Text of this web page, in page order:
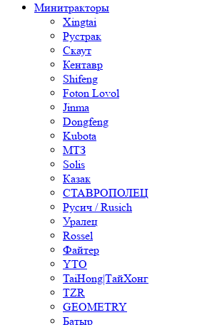
Минитракторы
Xingtai
Рустрак
Скаут
Кентавр
Shifeng
Foton Lovol
Jinma
Dongfeng
Kubota
МТЗ
Solis
Казак
СТАВРОПОЛЕЦ
Русич / Rusich
Уралец
Rossel
Файтер
YTO
TaiHong|ТайХонг
TZR
GEOMETRY
Батыр